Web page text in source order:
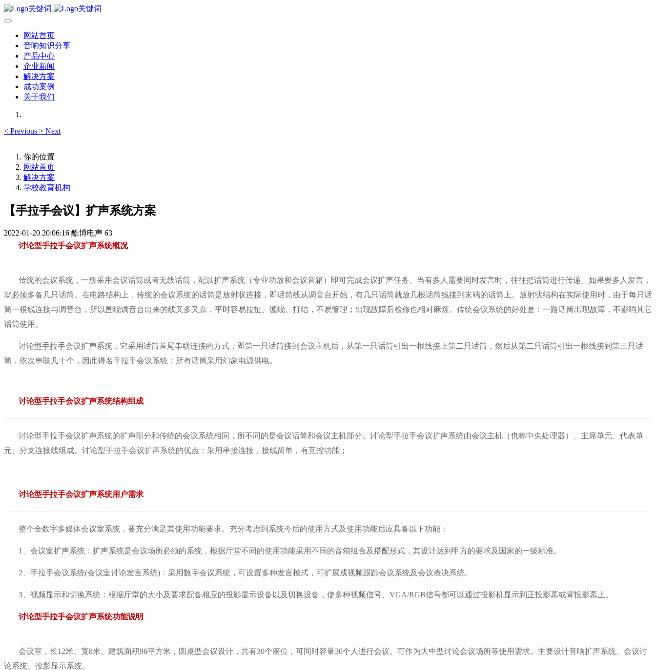
网站首页
音响知识分享
产品中心
企业新闻
解决方案
成功案例
关于我们
< Previous > Next
你的位置
网站首页
解决方案
学校教育机构
【手拉手会议】扩声系统方案
2022-01-20 20:06:16 酷博电声 63
讨论型手拉手会议扩声系统概况
传统的会议系统，一般采用会议话筒或者无线话筒，配以扩声系统（专业功放和会议音箱）即可完成会议扩声任务。当有多人需要同时发言时， 往往把话筒进行传递。如果要多人发言，
就必须多备几只话筒。在电路结构上，传统的会议系统的话筒是放射状连接，即话筒线从调音台开始，有几只话筒就放几根话筒线接到末端的话筒上。放射状结构在实际使用时，由于每只话
筒一根线连接与调音台，所以围绕调音台出来的线又多又杂， 平时容易拉扯、缠绕、打结，不易管理；出现故障后检修也相对麻烦。传统会议系统的好处是：一路话筒出现故障，不影响其它
话筒使用。
讨论型手拉手会议扩声系统，它采用话筒首尾串联连接的方式，即第一只话筒接到会议主机后，从第一只话筒引出一根线接上第二只话筒，然后从第二只话筒引出一根线接到第三只话
筒，依次串联几十个，因此得名手拉手会议系统；所有话筒采用幻象电源供电。
讨论型手拉手会议扩声系统结构组成
讨论型手拉手会议扩声系统的扩声部分和传统的会议系统相同，所不同的是会议话筒和会议主机部分。讨论型手拉手会议扩声系统由会议主机 （也称中央处理器）、主席单元、代表单
元、分支连接线组成。讨论型手拉手会议扩声系统的优点：采用串接连接，接线简单，有互控功能；
讨论型手拉手会议扩声系统用户需求
整个全数字多媒体会议室系统，要充分满足其使用功能要求。充分考虑到系统今后的使用方式及使用功能后应具备以下功能：
1、会议室扩声系统：扩声系统是会议场所必须的系统，根据厅堂不同的使用功能采用不同的音箱组合及搭配形式，其设计达到甲方的要求及国 家的一级标准。
2、手拉手会议系统(会议室讨论发言系统)：采用数字会议系统，可设置多种发言模式，可扩展成视频跟踪会议系统及会议表决系统。
3、视频显示和切换系统：根据厅堂的大小及要求配备相应的投影显示设备以及切换设备，使多种视频信号、VGA/RGB信号都可以通过投影机显示到正投影幕或背投影幕上。
讨论型手拉手会议扩声系统功能说明
会议室，长12米、宽8米、建筑面积96平方米，圆桌型会议设计，共有30个座位，可同时容量30个人进行会议。可作为大中型讨论会议场所等使用需求。主要设计音响扩声系统
会议讨
论系统 、投影显示系统。